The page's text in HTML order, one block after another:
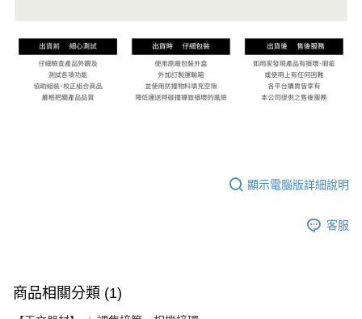
顯示電腦版詳細說明
客服
商品相關分類 (1)